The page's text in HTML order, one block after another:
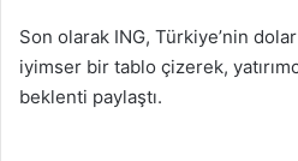
Son olarak ING, Türkiye’nin
iyimser bir tablo çizerek,
beklenti paylaştı.